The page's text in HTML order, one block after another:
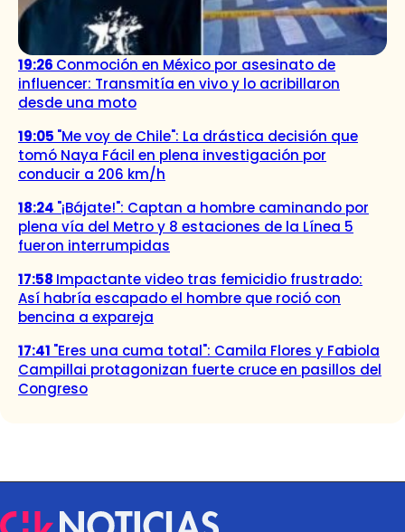
19:26 Conmoción en México por asesinato de
influencer: Transmitía en vivo y lo acribillaron
desde una moto
19:05 "Me voy de Chile": La drástica decisión que
tomó Naya Fácil en plena investigación por
conducir a 206 km/h
18:24 "¡Bájate!": Captan a hombre caminando por
plena vía del Metro y 8 estaciones de la Línea 5
fueron interrumpidas
17:58 Impactante video tras femicidio frustrado:
Así habría escapado el hombre que roció con
bencina a expareja
17:41 "Eres una cuma total": Camila Flores y Fabiola
Campillai protagonizan fuerte cruce en pasillos del
Congreso